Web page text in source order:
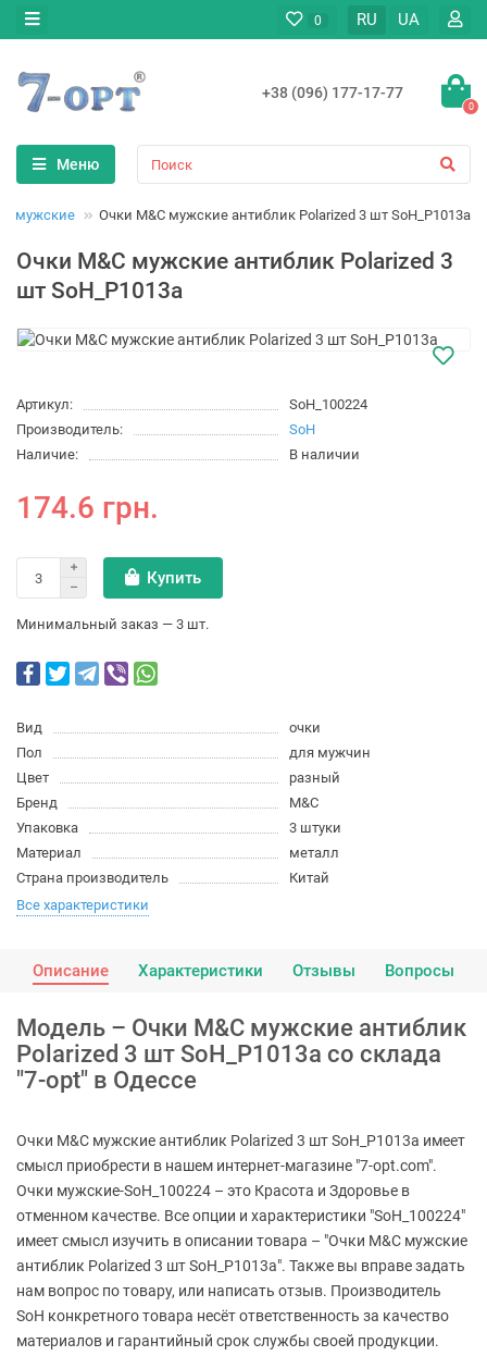
0 RU UA
+38 (096) 177-17-77
0
Меню
мужские Очки M&C мужские антиблик Polarized 3 шт SoH_P1013a
Очки M&C мужские антиблик Polarized 3
шт SoH_P1013a
Артикул:
SoH_100224
Производитель:
SoH
Наличие:
В наличии
174.6 грн.
Купить
Минимальный заказ — 3 шт.
Вид
очки
Пол
для мужчин
Цвет
разный
Бренд
M&C
Упаковка
3 штуки
Материал
металл
Страна производитель
Китай
Все характеристики
Описание Характеристики Отзывы Вопросы
Модель – Очки M&C мужские антиблик
Polarized 3 шт SoH_P1013a со склада
"7-opt" в Одессе
Очки M&C мужские антиблик Polarized 3 шт SoH_P1013a имеет
смысл приобрести в нашем интернет-магазине "7-opt.com".
Очки мужские-SoH_100224 – это Красота и Здоровье в
отменном качестве. Все опции и характеристики "SoH_100224"
имеет смысл изучить в описании товара – "Очки M&C мужские
антиблик Polarized 3 шт SoH_P1013a". Также вы вправе задать
нам вопрос по товару, или написать отзыв. Производитель
SoH конкретного товара несёт ответственность за качество
материалов и гарантийный срок службы своей продукции.